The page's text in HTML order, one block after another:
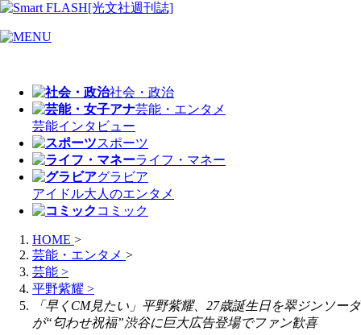
社会・政治
芸能・エンタメ
芸能インタビュー
スポーツ
ライフ・マネー
グラビア
アイドル大人のエンタメ
コミック
HOME >
芸能・エンタメ >
芸能 >
平野紫耀 >
「早くCM見たい」平野紫耀、27歳誕生日を翠ジンソーダ
が“匂わせ祝福”渋谷に巨大広告登場でファン歓喜